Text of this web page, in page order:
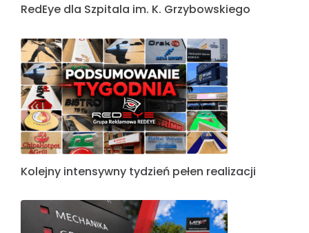
RedEye dla Szpitala im. K. Grzybowskiego
Kolejny intensywny tydzień pełen realizacji